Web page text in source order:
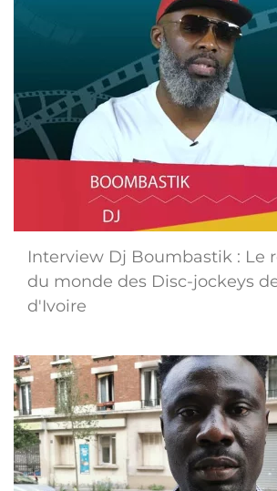
Interview Dj Boumbastik : Le
du monde des Disc-jockeys
d'Ivoire